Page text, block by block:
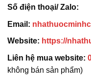
Số điện thoại/ Zalo:
Email:
Website: https://
Liên hệ mua website:
không bán sản phẩm)